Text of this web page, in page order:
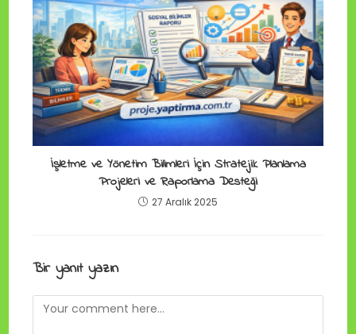
İşletme ve Yönetim Bilimleri İçin Stratejik Planlama
Projeleri ve Raporlama Desteği
27 Aralık 2025
Bir yanıt yazın